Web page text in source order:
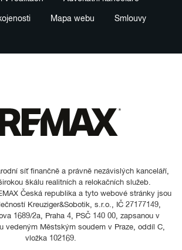
Mapa webu Smlouvy
síť finančně a právně nezávislých kanceláří,
škálu realitních a relokačních služeb.
Česká republika a tyto webové stránky jsou
Kreuziger&Sobotik, s.r.o., IČ 27177149,
1689/2a, Praha 4, PSČ 140 00, zapsanou v
vedeným Městským soudem v Praze, oddíl C,
vložka 102169.